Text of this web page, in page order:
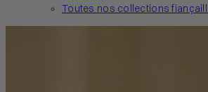
Toutes nos collections